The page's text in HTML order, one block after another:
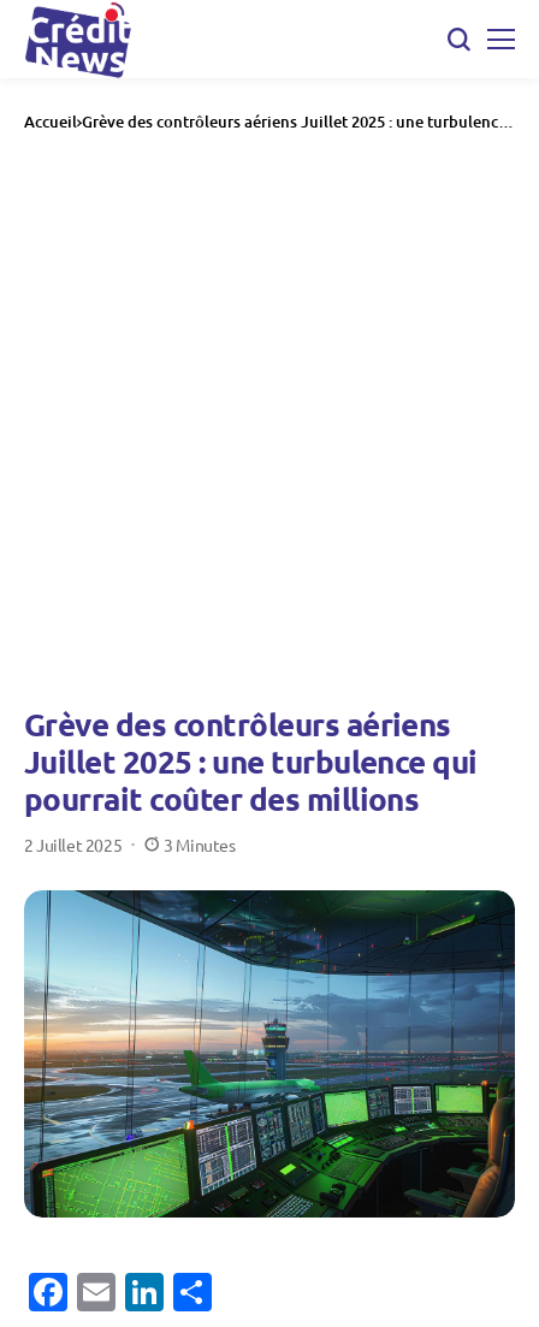
Accueil Grève des contrôleurs aériens Juillet 2025 : une turbulence
Grève des contrôleurs aériens
Juillet 2025 : une turbulence qui
pourrait coûter des millions
2 Juillet 2025 3 Minutes
Facebook
EmailLinkedIn